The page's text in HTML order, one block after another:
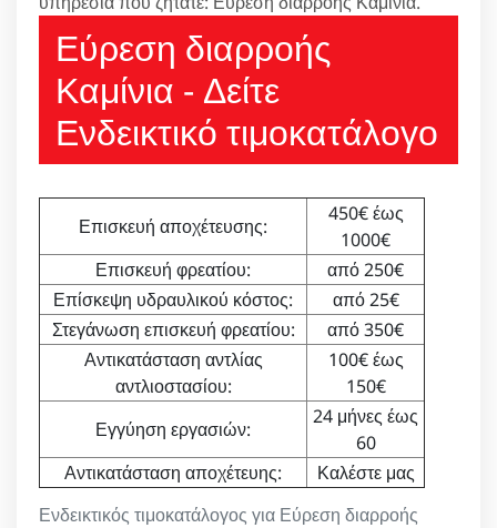
Εύρεση διαρροής
Καμίνια - Δείτε
Ενδεικτικό τιμοκατάλογο
Ενδεικτικός τιμοκατάλογος για Εύρεση διαρροής
Επισκευή αποχέτευσης:
450€ έως
1000€
Επισκευή φρεατίου:
από 250€
Επίσκεψη υδραυλικού κόστος:
από 25€
Στεγάνωση επισκευή φρεατίου:
από 350€
Αντικατάσταση αντλίας
αντλιοστασίου:
100€ έως
150€
Εγγύηση εργασιών:
24 μήνες έως
60
Αντικατάσταση αποχέτευης:
Καλέστε μας